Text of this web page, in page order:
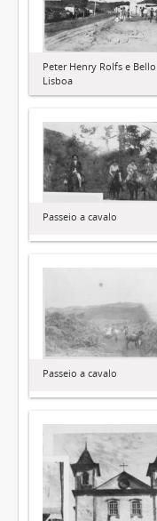
Peter Henry Rolfs e Bello
Lisboa
Passeio a cavalo
Passeio a cavalo